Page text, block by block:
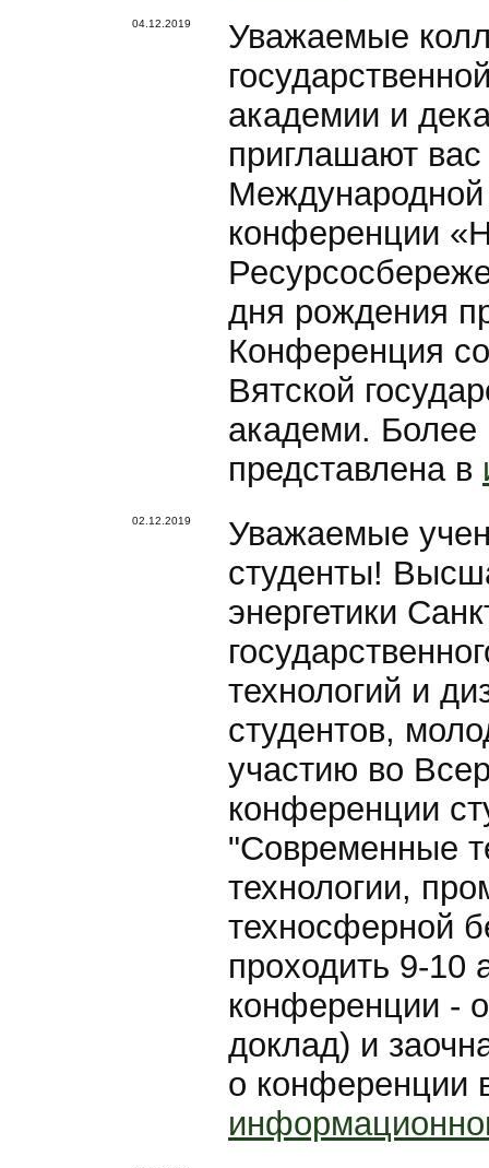
04.12.2019
Уважаемые
академии и
приглашают
Международной
конференции
дня рождения
Конференция
Вятской
академи.
представлена в
02.12.2019
Уважаемые
студенты!
энергетики
технологий и
студентов,
участию во
конференции
"Современные
технологии,
техносферной
проходить 9-10
конференции -
доклад) и
о конференции